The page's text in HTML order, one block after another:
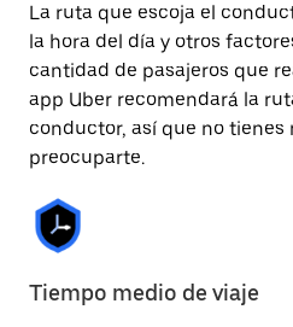
La ruta que escoja el
la hora del día y otros
cantidad de pasajeros que
app Uber recomendará la
conductor, así que no tienes
preocuparte.
Tiempo medio de viaje